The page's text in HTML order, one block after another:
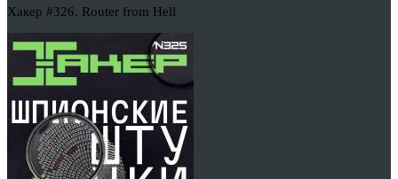
Хакер #326. Router from Hell